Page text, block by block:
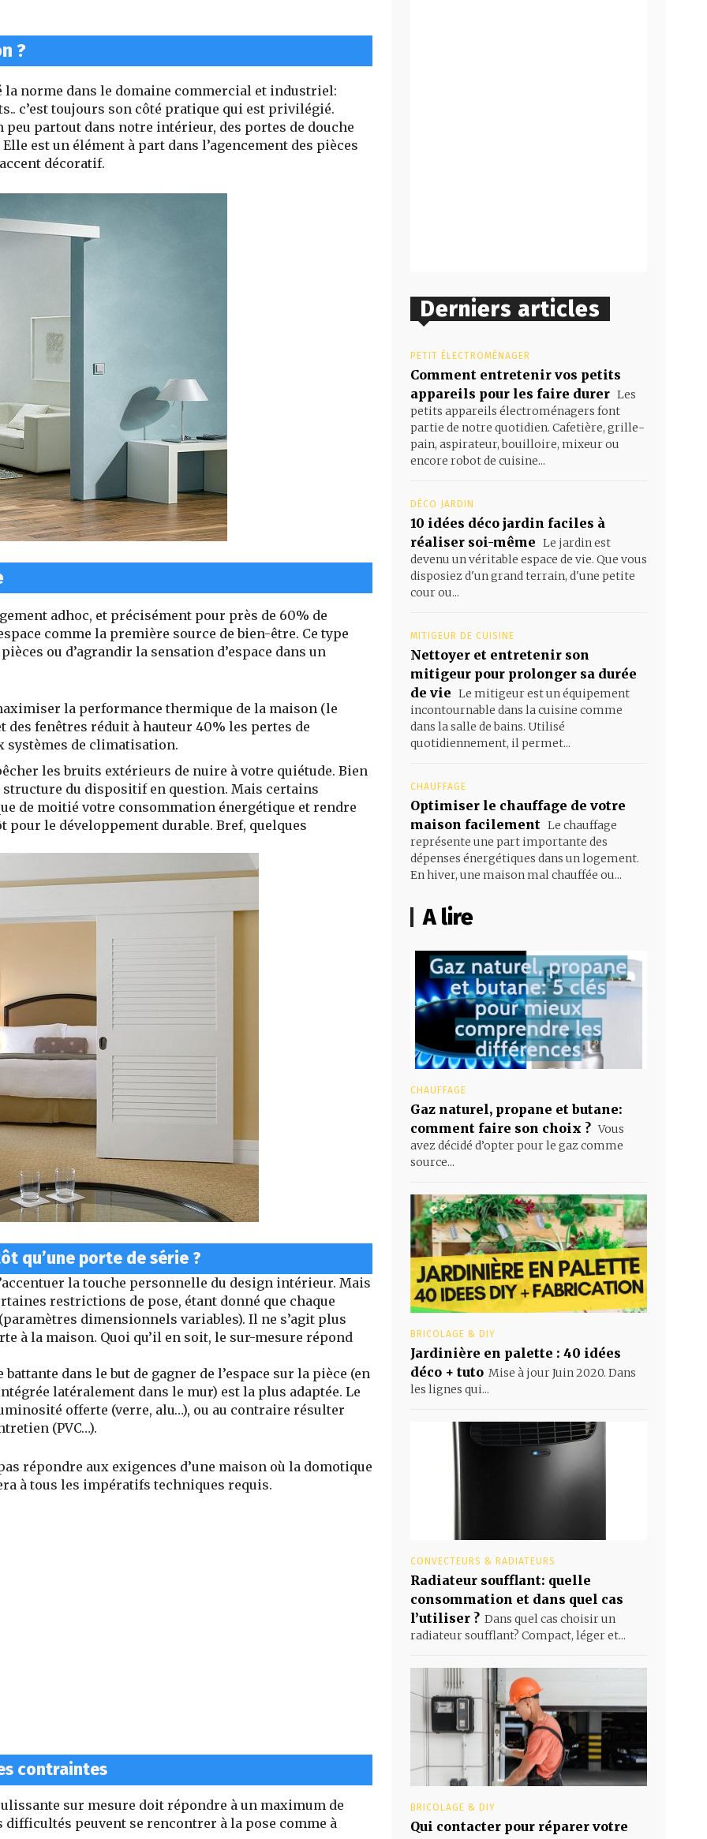
?
norme dans le domaine commercial et industriel:
c’est toujours son côté pratique qui est privilégié.
partout dans notre intérieur, des portes de douche
Elle est un élément à part dans l’agencement des pièces
décoratif.
adhoc, et précisément pour près de 60% de
comme la première source de bien-être. Ce type
ou d’agrandir la sensation d’espace dans un
la performance thermique de la maison (le
des fenêtres réduit à hauteur 40% les pertes de
systèmes de climatisation.
lesbruits extérieurs de nuire à votre quiétude. Bien
structure du dispositif en question. Mais certains
de moitié votre consommation énergétique et rendre
pour le développement durable. Bref, quelques
qu’une porte de série ?
la touche personnelle du design intérieur. Mais
restrictions de pose, étant donné que chaque
dimensionnels variables). Il ne s’agit plus
à la maison. Quoi qu’il en soit, le sur-mesure répond
dans le but de gagner de l’espace sur la pièce (en
latéralement dans le mur) est la plus adaptée. Le
offerte (verre, alu…), ou au contraire résulter
(PVC…).
répondre aux exigences d’une maison où la domotique
à tous les impératifs techniques requis.
contraintes
sur mesure doit répondre à un maximum de
peuvent se rencontrer à la pose comme à
Derniers articles
PETIT ÉLECTROMÉNAGER
Comment entretenir vos petits
appareils pour les faire durer Les
petits appareils électroménagers font
partie de notre quotidien. Cafetière, grille-
pain, aspirateur, bouilloire, mixeur ou
encore robot de cuisine...
DÉCO JARDIN
10 idées déco jardin faciles à
réaliser soi-même Le jardin est
devenu un véritable espace de vie. Que vous
disposiez d'un grand terrain, d'une petite
cour ou...
MITIGEUR DE CUISINE
Nettoyer et entretenir son
mitigeur pour prolonger sa durée
de vie Le mitigeur est un équipement
incontournable dans la cuisine comme
dans la salle de bains. Utilisé
quotidiennement, il permet...
CHAUFFAGE
Optimiser le chauffage de votre
maison facilement Le chauffage
représente une part importante des
dépenses énergétiques dans un logement.
En hiver, une maison mal chauffée ou...
A lire
CHAUFFAGE
Gaz naturel, propane et butane:
comment faire son choix ? Vous
avez décidé d’opter pour le gaz comme
source...
BRICOLAGE & DIY
Jardinière en palette : 40 idées
déco + tuto Mise à jour Juin 2020. Dans
les lignes qui...
CONVECTEURS & RADIATEURS
Radiateur soufflant: quelle
consommation et dans quel cas
l’utiliser ? Dans quel cas choisir un
radiateur soufflant? Compact, léger et...
BRICOLAGE & DIY
Qui contacter pour réparer votre